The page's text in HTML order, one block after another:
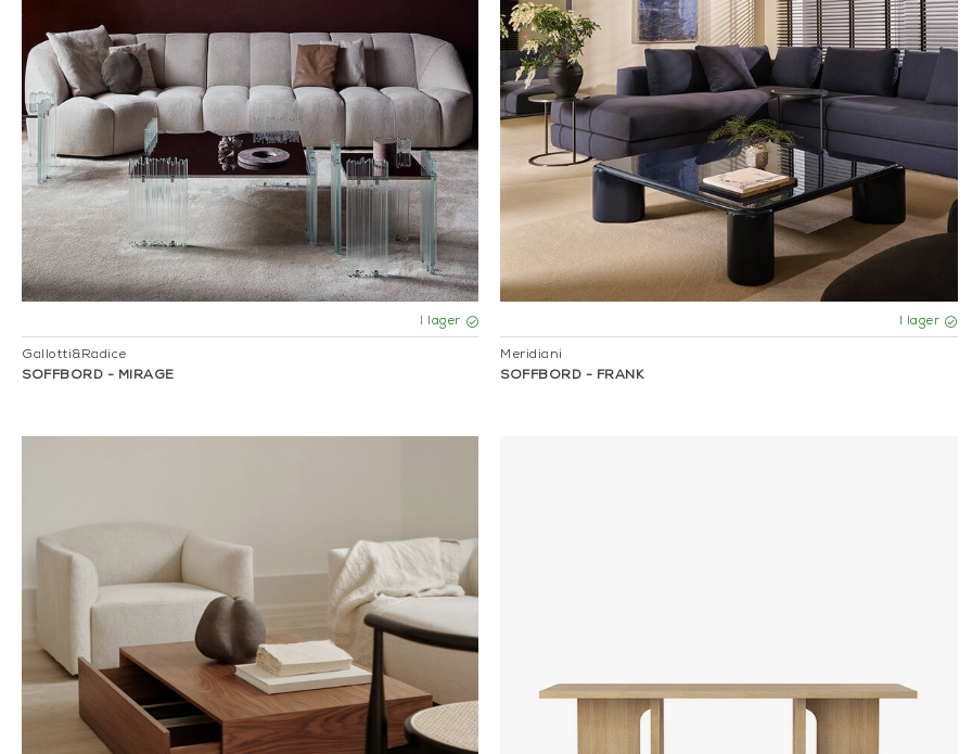
I lager
Gallotti&Radice
SOFFBORD - MIRAGE
I lager
Meridiani
SOFFBORD - FRANK